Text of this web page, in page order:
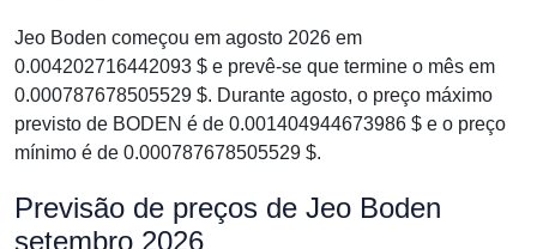
Jeo Boden começou em agosto 2026 em
0.004202716442093 $ e prevê-se que termine o mês em
0.000787678505529 $. Durante agosto, o preço máximo
previsto de BODEN é de 0.001404944673986 $ e o preço
mínimo é de 0.000787678505529 $.
Previsão de preços de Jeo Boden
setembro 2026